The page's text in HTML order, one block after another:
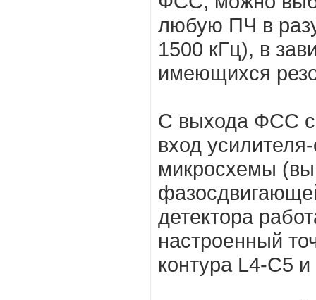
любую ПЧ в
1500 кГц), в
имеющихся
С выхода ФСС
вход
микросхемы
детектора
настроенный
контура L4-C5